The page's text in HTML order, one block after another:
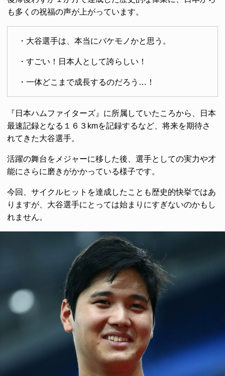
も多くの祝福の声が上がっています。
・大谷選手は、本当にバケモノかと思う。
・すごい！日本人として誇らしい！
・一体どこまで成長するのだろう…！
『日本ハムファイターズ』に所属していたころから、日本
最速記録となる１６３kmを記録するなど、将来を期待さ
れてきた大谷選手。
活躍の舞台をメジャーに移した後、選手としての実力や才
能にさらに磨きがかかっている様子です。
今回、サイクルヒットを達成したことも歴史的快挙ではあ
りますが、大谷選手にとっては始まりにすぎないのかもし
れません。